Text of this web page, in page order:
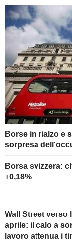
Borse in rialzo e
sorpresa
Borsa svizzera:
+0,18%
Wall Street verso
aprile: il calo a
lavoro attenua i